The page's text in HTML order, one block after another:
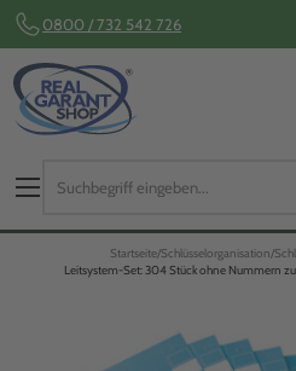
0800 / 732 542 726
Startseite Schlüsselorganisation
Leitsystem-Set: 304 Stück ohne Nummern